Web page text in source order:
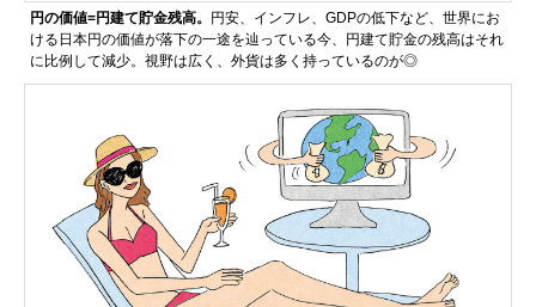
円の価値=円建て貯金残高。
円安、インフレ、GDPの低下など、世界にお
ける日本円の価値が落下の一途を辿っている今、円建て貯金の残高はそれ
に比例して減少。視野は広く、外貨は多く持っているのが◎